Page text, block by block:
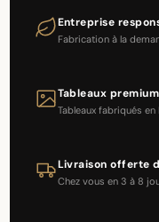
Entreprise
Fabrication à la
Tableaux
Tableaux fabriqués en
Livraison offerte
Chez vous en 3 à 8